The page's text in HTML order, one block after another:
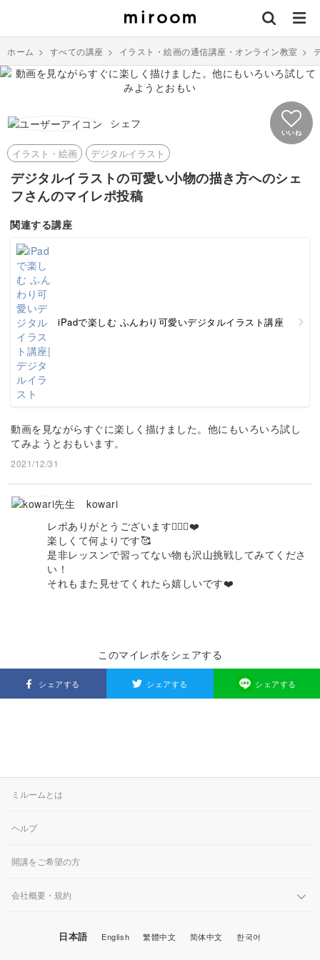
ホーム > すべての講座 > イラスト・絵画の通信講座・オンライン教室 >
シェフ
いいね
イラスト・絵画 デジタルイラスト
デジタルイラストの可愛い小物の描き方へのシェ
フさんのマイレポ投稿
関連する講座
iPadで楽しむ ふんわり可愛いデジタルイラスト講座
動画を見ながらすぐに楽しく描けました。他にもいろいろ試し
てみようとおもいます。
2021/12/31
kowari
レポありがとうございます🙇🏻‍♀️❤️
楽しくて何よりです🥰
是非レッスンで習ってない物も沢山挑戦してみてくださ
い！
それもまた見せてくれたら嬉しいです❤️
このマイレポをシェアする
シェアする シェアする シェアする
ミルームとは
ヘルプ
開講をご希望の方
会社概要・規約
日本語 English 繁體中文 简体中文 한국어